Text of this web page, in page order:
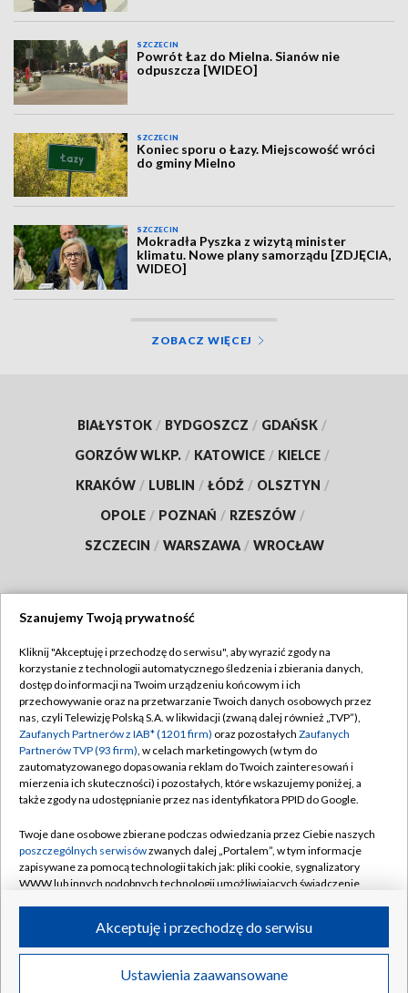
SZCZECIN
Powrót Łaz do Mielna. Sianów nie
odpuszcza [WIDEO]
SZCZECIN
Koniec sporu o Łazy. Miejscowość wróci
do gminy Mielno
SZCZECIN
Mokradła Pyszka z wizytą minister
klimatu. Nowe plany samorządu [ZDJĘCIA,
WIDEO]
ZOBACZ WIĘCEJ
BIAŁYSTOK / BYDGOSZCZ / GDAŃSK /
GORZÓW WLKP. / KATOWICE / KIELCE /
KRAKÓW / LUBLIN / ŁÓDŹ / OLSZTYN /
OPOLE / POZNAŃ / RZESZÓW /
SZCZECIN / WARSZAWA / WROCŁAW
TVP
Abonament TVP
Emisja w TVP
Centrum informacji TVP
Naziemna Telewizja Cyfrowa
Rada Programowa
System NOS
Informacje o nadawcy
Program dla prasy
Regulamin TVP
Polityka prywatności
Moje zgody
Pomoc
Kontakt
Kanały
©2026 Telewizja Polska S.A. w likwidacji
Szanujemy Twoją prywatność
Kliknij "Akceptuję i przechodzę do serwisu", aby wyrazić zgody na
korzystanie z technologii automatycznego śledzenia i zbierania danych,
dostęp do informacji na Twoim urządzeniu końcowym i ich
przechowywanie oraz na przetwarzanie Twoich danych osobowych przez
nas, czyli Telewizję Polską S.A. w likwidacji (zwaną dalej również „TVP”),
Zaufanych Partnerów z IAB* (1201 firm) oraz pozostałych Zaufanych
Partnerów TVP (93 firm), w celach marketingowych (w tym do
zautomatyzowanego dopasowania reklam do Twoich zainteresowań i
mierzenia ich skuteczności) i pozostałych, które wskazujemy poniżej, a
także zgody na udostępnianie przez nas identyfikatora PPID do Google.
Twoje dane osobowe zbierane podczas odwiedzania przez Ciebie naszych
poszczególnych serwisówzwanych dalej „Portalem”, w tym informacje
zapisywane za pomocą technologii takich jak: pliki cookie, sygnalizatory
WWW lub innych podobnych technologii umożliwiających świadczenie
ruchu w Internecie.
Twoje dane osobowe zbierane podczas odwiedzania przez Ciebie
poszczególnych serwisówna Portalu, takie jak adresy IP, identyfikatory
Ustawienia zaawansowane
Akceptuję i przechodzę do serwisu